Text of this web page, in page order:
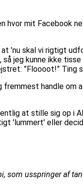
mit Facebook
’nu skal vi rigtigt
så jeg kunne ikke
”Floooot!” Ting
handle om
at stille sig op i
'lummert' eller
som usspringer af